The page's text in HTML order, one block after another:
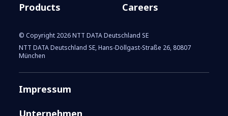
Products
Careers
© Copyright 2026 NTT DATA Deutschland SE
NTT DATA Deutschland SE, Hans-Döllgast-Straße 26, 80807
München
Impressum
Unternehmen